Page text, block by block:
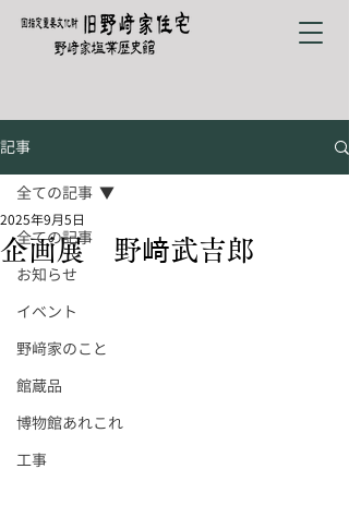
記事
全ての記事
お知らせ
イベント
野﨑家のこと
館蔵品
博物館あれこれ
工事
全ての記事
企画展 野﨑武吉郎
2025年9月5日